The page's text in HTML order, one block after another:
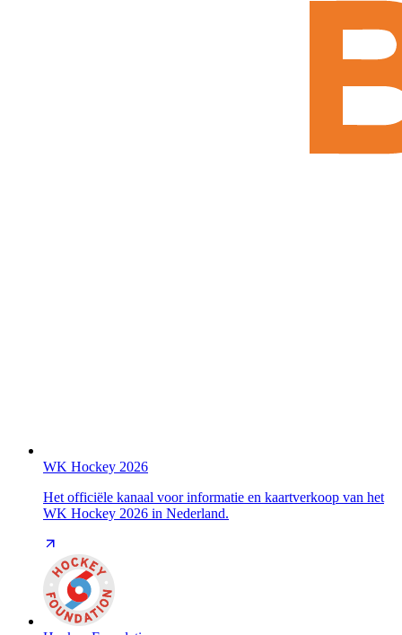
WK Hockey 2026
Het officiële kanaal voor informatie en kaartverkoop van het
WK Hockey 2026 in Nederland.